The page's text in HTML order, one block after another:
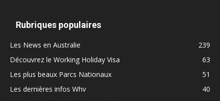
Rubriques populaires
Les News en Australie
239
Découvrez le Working Holiday Visa
63
Les plus beaux Parcs Nationaux
51
Les dernières infos Whv
40